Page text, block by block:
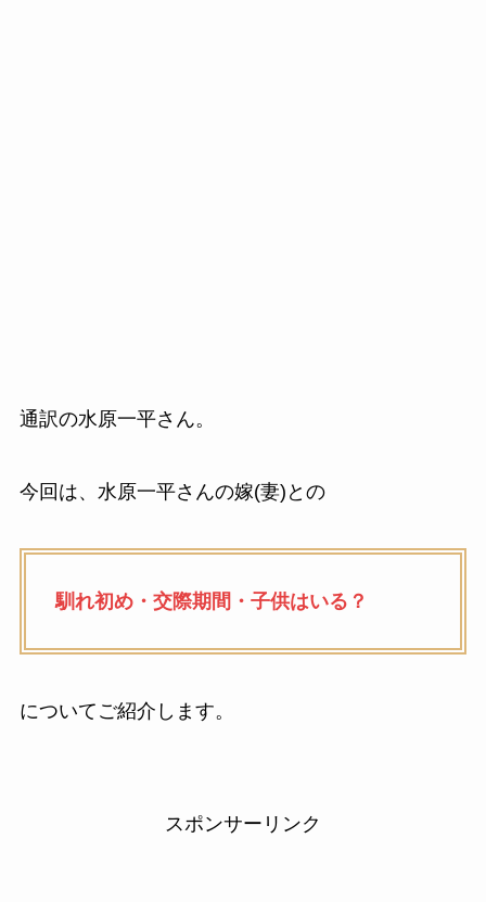
通訳の水原一平さん。
今回は、水原一平さんの嫁(妻)との
馴れ初め・交際期間・子供はいる？
についてご紹介します。
スポンサーリンク